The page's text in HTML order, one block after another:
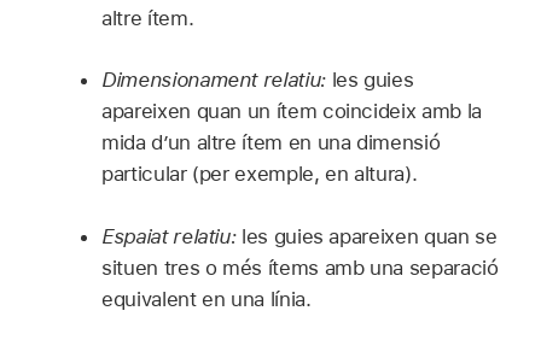
altre ítem.
Dimensionament relatiu:les guies
apareixen quan un ítem coincideix amb la
mida d’un altre ítem en una dimensió
particular (per exemple, en altura).
Espaiat relatiu:les guies apareixen quan se
situen tres o més ítems amb una separació
equivalent en una línia.